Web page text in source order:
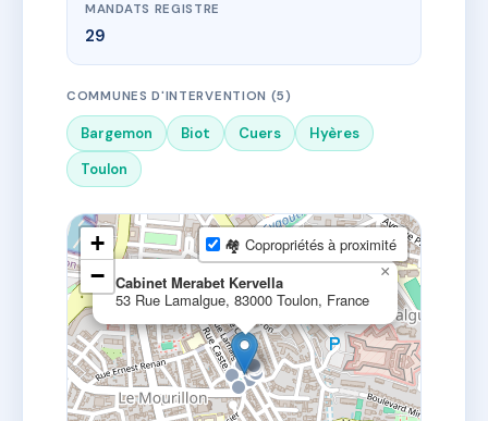
MANDATS REGISTRE
29
COMMUNES D'INTERVENTION (5)
Bargemon Biot Cuers
Hyères
Toulon
Cabinet Merabet Kervella
53 Rue Lamalgue, 83000 Toulon, France
×
+
−
🏘 Copropriétés à proximité